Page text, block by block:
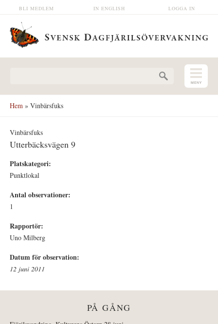
Hoppa till huvudinnehåll LOGGA IN
IN ENGLISH
BLI MEDLEM
Hem » Vinbärsfuks
Vinbärsfuks
Utterbäcksvägen 9
Platskategori:
Punktlokal
Antal observationer:
1
Rapportör:
Uno Milberg
Datum för observation:
12 juni 2011
PÅ GÅNG